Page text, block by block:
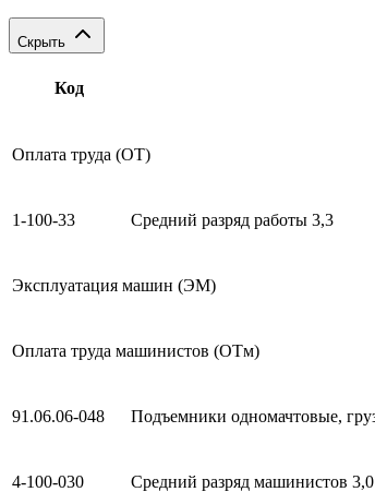
Скрыть
Код
Оплата труда (ОТ)
1-100-33 Средний разряд работы 3,3
Эксплуатация машин (ЭМ)
Оплата труда машинистов (ОТм)
91.06.06-048 Подъемники одномачтовые,
4-100-030 Средний разряд машинистов 3,0